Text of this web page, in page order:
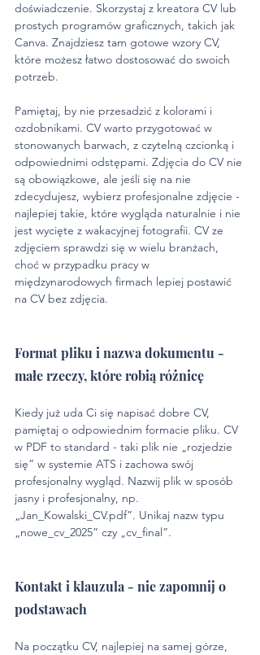
doświadczenie. Skorzystaj z kreatora CV lub
prostych programów graficznych, takich jak
Canva. Znajdziesz tam gotowe wzory CV,
które możesz łatwo dostosować do swoich
potrzeb.
Pamiętaj, by nie przesadzić z kolorami i
ozdobnikami. CV warto przygotować w
stonowanych barwach, z czytelną czcionką i
odpowiednimi odstępami. Zdjęcia do CV nie
są obowiązkowe, ale jeśli się na nie
zdecydujesz, wybierz profesjonalne zdjęcie -
najlepiej takie, które wygląda naturalnie i nie
jest wycięte z wakacyjnej fotografii. CV ze
zdjęciem sprawdzi się w wielu branżach,
choć w przypadku pracy w
międzynarodowych firmach lepiej postawić
na CV bez zdjęcia.
Format pliku i nazwa dokumentu -
małe rzeczy, które robią różnicę
Kiedy już uda Ci się napisać dobre CV,
pamiętaj o odpowiednim formacie pliku. CV
w PDF to standard - taki plik nie „rozjedzie
się” w systemie ATS i zachowa swój
profesjonalny wygląd. Nazwij plik w sposób
jasny i profesjonalny, np.
„Jan_Kowalski_CV.pdf”. Unikaj nazw typu
„nowe_cv_2025” czy „cv_final”.
Kontakt i klauzula - nie zapomnij o
podstawach
Na początku CV, najlepiej na samej górze,